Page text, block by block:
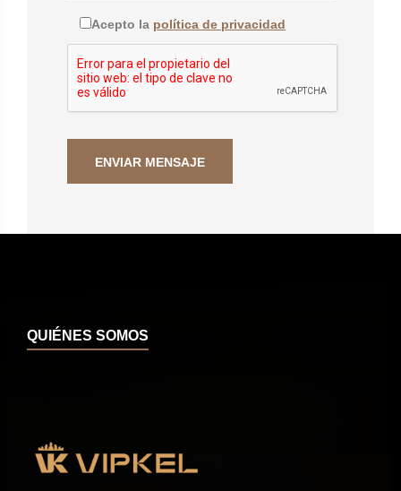
Acepto la política de privacidad
QUIÉNES SOMOS